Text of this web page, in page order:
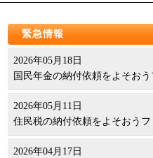
緊急情報
2026年05月18日
国民年金の納付依頼をよそお
2026年05月11日
住民税の納付依頼をよそおうフ
2026年04月17日